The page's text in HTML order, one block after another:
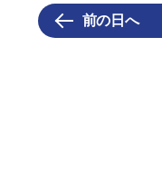
前の日へ